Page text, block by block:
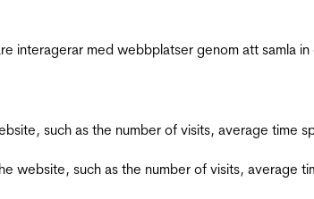
interagerar med webbplatser genom att samla
such as the number of visits, average time
website, such as the number of visits, average